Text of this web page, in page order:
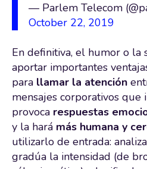
— Parlem Telecom
October 22, 2019
En definitiva, el humor o la
aportar importantes
para llamar la atención
mensajes corporativos que
provoca respuestas
y la hará más humana y
utilizarlo de entrada:
gradúa la intensidad (de